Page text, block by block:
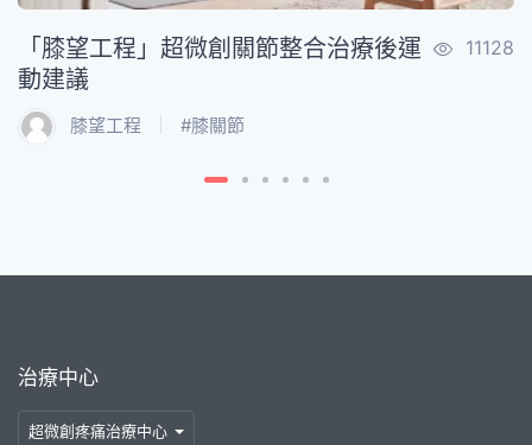
「膝望工程」超微創關節整合治療後運
動建議
11128
膝望工程 #膝關節
治療中心
超微創疼痛治療中心